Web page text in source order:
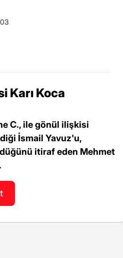
Karı Koca
C., ile gönül ilişkisi
İsmail Yavuz'u,
itiraf eden Mehmet